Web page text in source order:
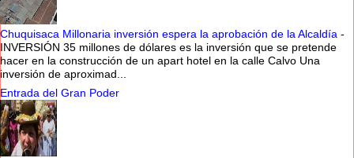
Chuquisaca Millonaria inversión espera la aprobación de la Alcaldía -
INVERSIÓN 35 millones de dólares es la inversión que se pretende
hacer en la construcción de un apart hotel en la calle Calvo Una
inversión de aproximad...
Entrada del Gran Poder